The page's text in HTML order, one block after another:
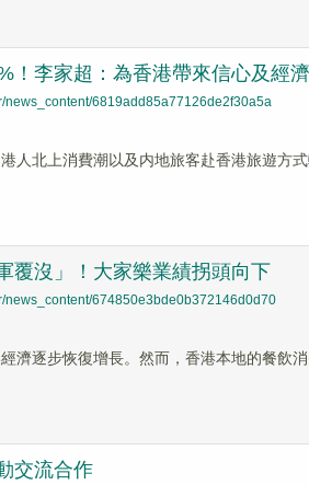
！李家超：為香港帶來信心及經
news_content/6819add85a77126de2f30a5a
人北上消費潮以及内地旅客赴香港旅遊方
覆沒」！大家樂業績拐頭向下
news_content/674850e3bde0b372146d0d70
濟逐步恢復增長。然而，香港本地的餐飲
交流合作